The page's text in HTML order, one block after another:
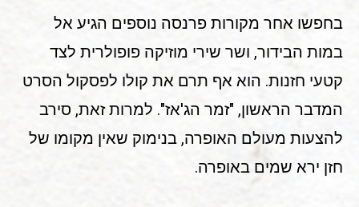
בחפשו אחר מקורות פרנסה נוספים הגיע אל
במות הבידור, ושר שירי מוזיקה פופולרית לצד
קטעי חזנות. הוא אף תרם את קולו לפסקול הסרט
המדבר הראשון, "זמר הג'אז". למרות זאת, סירב
להצעות מעולם האופרה, בנימוק שאין מקומו של
חזן ירא שמים באופרה.